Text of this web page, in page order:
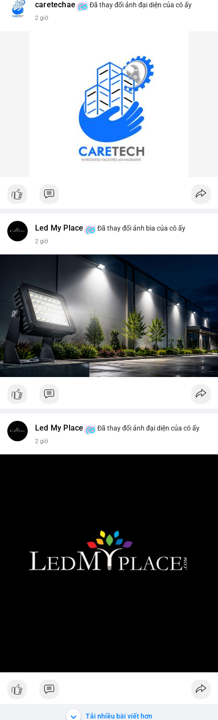
#vlikevn #titanbot
caretechae Đã thay đổi ảnh đại diện của cô ấy
2 giờ
Led My Place Đã thay đổi ảnh bìa của cô ấy
2 giờ
Led My Place Đã thay đổi ảnh đại diện của cô ấy
2 giờ
Tải nhiều bài viết hơn